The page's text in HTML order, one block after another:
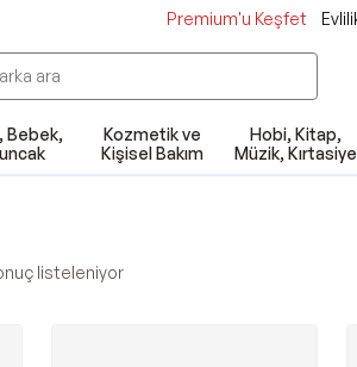
Premium'u Keşfet
Bebek,
Kozmetik ve
Kişisel Bakım
Hobi, Kitap,
Müzik, Kırtasiye
listeleniyor